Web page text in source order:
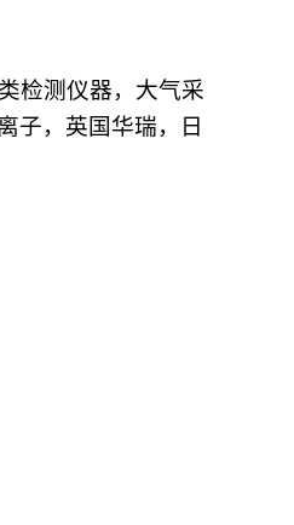
检测仪器，大气采
子，英国华瑞，日